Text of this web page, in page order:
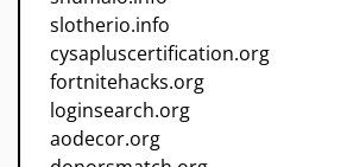
slotherio.info
cysapluscertification.org
fortnitehacks.org
loginsearch.org
aodecor.org